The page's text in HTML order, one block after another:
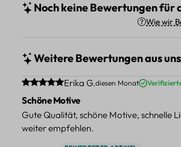
Noch keine Bewertungen für
Wie wir
Weitere Bewertungen aus
Durchschnittliche Bewertung von 5 von 5
Erika G.diesen Monat
Schöne Motive
Gute Qualität, schöne Motive, schnelle
weiter empfehlen.